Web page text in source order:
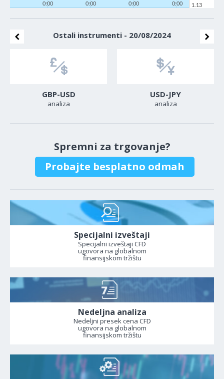
0:00
0:00
0:00
0:00
1.13
Ostali instrumenti - 20/08/2024
GBP-USD
analiza
USD-JPY
analiza
Spremni za trgovanje?
Probajte besplatno odmah
Specijalni izveštaji
Specijalni izveštaji CFD
ugovora na globalnom
finansijskom tržištu
Nedeljna analiza
Nedeljni presek cena CFD
ugovora na globalnom
finansijskom tržištu